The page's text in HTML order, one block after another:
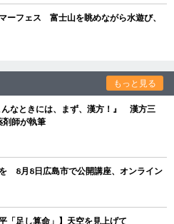
ーフェス 富士山を眺めながら水遊び、
もっと見る
んなときには、まず、漢方！』 漢方三
剤師が執筆
8月8日広島市で公開講座、オンライン
「足し算命」】天空を見上げて